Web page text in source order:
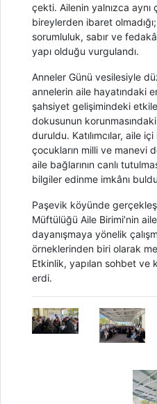
çekti. Ailenin yalnızca aynı
bireylerden ibaret
sorumluluk, sabır ve
yapı olduğu vurgulandı.
Anneler Günü vesilesiyle
annelerin aile hayatındaki
şahsiyet gelişimindeki
dokusunun
duruldu. Katılımcılar, aile
çocukların milli ve manevi
aile bağlarının canlı
bilgiler edinme imkânı
Paşevik köyünde
Müftülüğü Aile Birimi’nin
dayanışmaya yönelik
örneklerinden biri olarak
Etkinlik, yapılan sohbet ve
erdi.